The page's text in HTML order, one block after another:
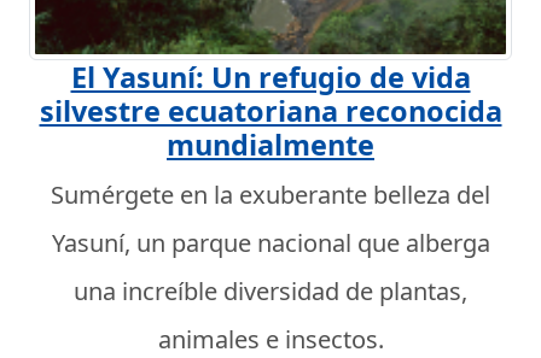
El Yasuní: Un refugio de vida
silvestre ecuatoriana reconocida
mundialmente
Sumérgete en la exuberante belleza del
Yasuní, un parque nacional que alberga
una increíble diversidad de plantas,
animales e insectos.